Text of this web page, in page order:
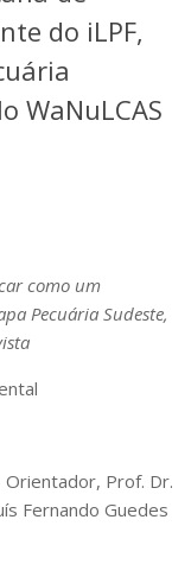
do iLPF,
WaNuLCAS
como um
Pecuária Sudeste,
Orientador, Prof. Dr.
Fernando Guedes